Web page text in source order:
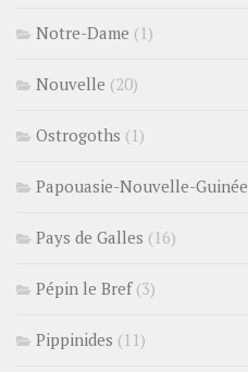
Notre-Dame (1)
Nouvelle (20)
Ostrogoths (1)
Papouasie-Nouvelle-Guinée
Pays de Galles (16)
Pépin le Bref(3)
Pippinides (11)